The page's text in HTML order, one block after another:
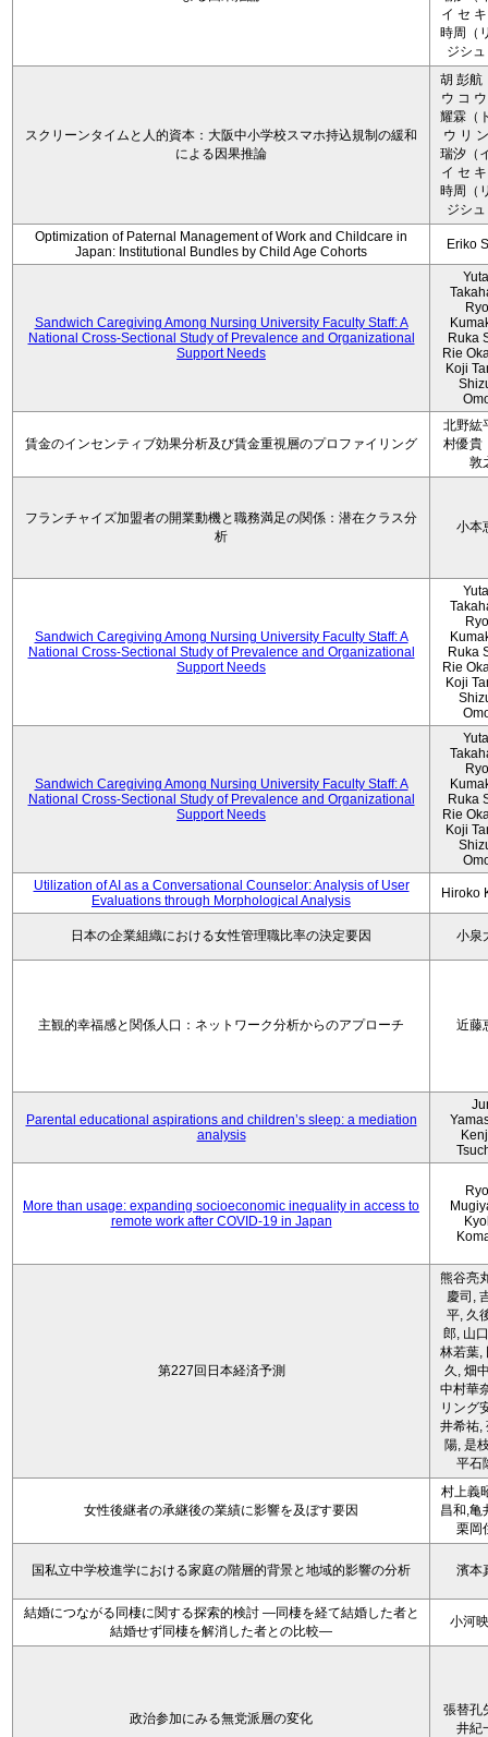
イ セ
時周（
ジシ
スクリーンタイムと人的資本：大阪中小学校スマホ持込規制の緩和
による因果推論
胡 彭航
ウ コ
耀霖（
ウ リ
瑞汐（
イ セ
時周（
ジシ
Optimization of Paternal Management of Work and Childcare in
Japan: Institutional Bundles by Child Age Cohorts
Eriko
Sandwich Caregiving Among Nursing University Faculty Staff: A
National Cross-Sectional Study of Prevalence and Organizational
Support Needs
Ruka
Rie
Koji
賃金のインセンティブ効果分析及び賃金重視層のプロファイリング
北野紘
村優貴
敦
フランチャイズ加盟者の開業動機と職務満足の関係：潜在クラス分
析
小本
Sandwich Caregiving Among Nursing University Faculty Staff: A
National Cross-Sectional Study of Prevalence and Organizational
Support Needs
Ruka
Rie
Koji
Sandwich Caregiving Among Nursing University Faculty Staff: A
National Cross-Sectional Study of Prevalence and Organizational
Support Needs
Ruka
Rie
Koji
Utilization of AI as a Conversational Counselor: Analysis of User
Evaluations through Morphological Analysis
Hiroko
日本の企業組織における女性管理職比率の決定要因 小泉
主観的幸福感と関係人口：ネットワーク分析からのアプローチ 近藤
Parental educational aspirations and children’s sleep: a mediation
analysis
More than usage: expanding socioeconomic inequality in access to
remote work after COVID-19 in Japan
第227回日本経済予測
熊谷亮
慶司,
平, 久
郎, 山
林若葉,
久, 畑
中村華
リング
井希祐,
陽, 是
平石
女性後継者の承継後の業績に影響を及ぼす要因
村上義
昌和,亀
栗岡
国私立中学校進学における家庭の階層的背景と地域的影響の分析 濱本
結婚につながる同棲に関する探索的検討 ―同棲を経て結婚した者と
結婚せず同棲を解消した者との比較―
小河
政治参加にみる無党派層の変化
張替孔
井紀